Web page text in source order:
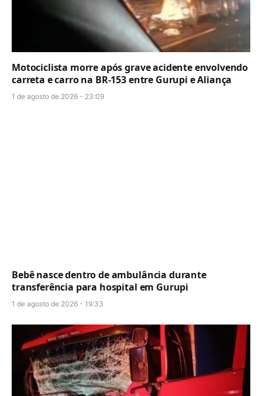
Motociclista morre após grave acidente envolvendo
carreta e carro na BR-153 entre Gurupi e Aliança
1 de agosto de 2026 - 23:09
Bebê nasce dentro de ambulância durante
transferência para hospital em Gurupi
1 de agosto de 2026 - 19:33